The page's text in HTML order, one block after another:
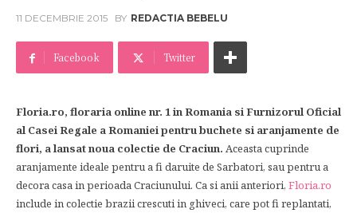
11 DECEMBRIE 2015 BY REDACTIA BEBELU
Facebook Twitter
Floria.ro, floraria online nr. 1 in Romania si Furnizorul Oficial
al Casei Regale a Romaniei pentru buchete si aranjamente de
flori, a lansat noua colectie de Craciun. Aceasta cuprinde
aranjamente ideale pentru a fi daruite de Sarbatori, sau pentru a
decora casa in perioada Craciunului. Ca si anii anteriori, Floria.ro
include in colectie brazii crescuti in ghiveci, care pot fi replantati,